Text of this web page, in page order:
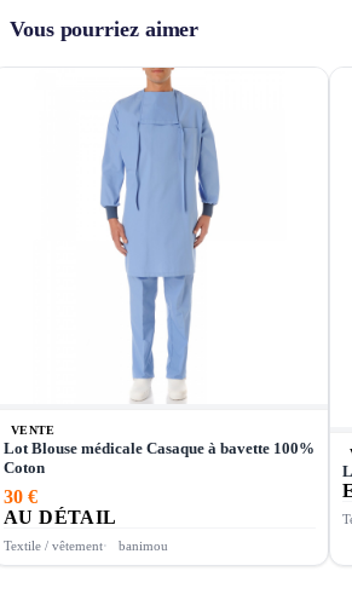
Vous pourriez aimer
VENTE
Lot Blouse médicale Casaque à bavette 100%
Coton
30 €
AU DÉTAIL
Textile / vêtement banimou